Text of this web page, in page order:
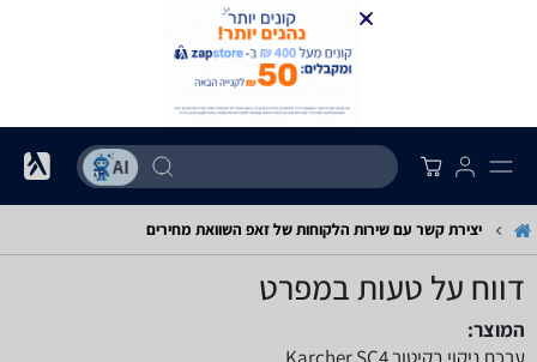
יצירת קשר עם שירות הלקוחות של זאפ השוואת מחירים
דווח על טעות במפרט
המוצר: